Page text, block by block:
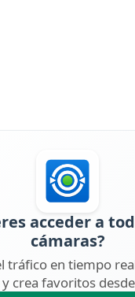
acceder a
cámaras?
tráfico en tiempo
crea favoritos